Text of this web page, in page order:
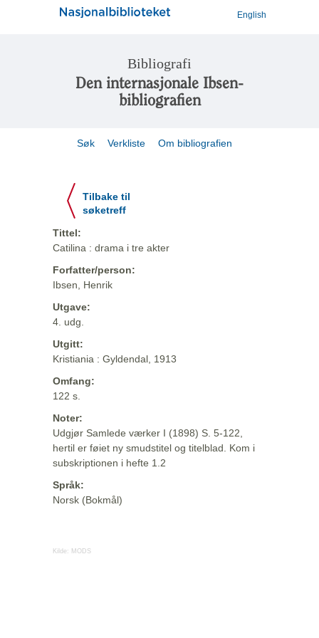
English
Bibliografi
Den internasjonale Ibsen-
bibliografien
Søk Verkliste Om bibliografien
Tilbake til
søketreff
Tittel:
Catilina : drama i tre akter
Forfatter/person:
Ibsen, Henrik
Utgave:
4. udg.
Utgitt:
Kristiania : Gyldendal, 1913
Omfang:
122 s.
Noter:
Udgjør Samlede værker I (1898) S. 5-122,
hertil er føiet ny smudstitel og titelblad. Kom i
subskriptionen i hefte 1.2
Språk:
Norsk (Bokmål)
Kilde: MODS